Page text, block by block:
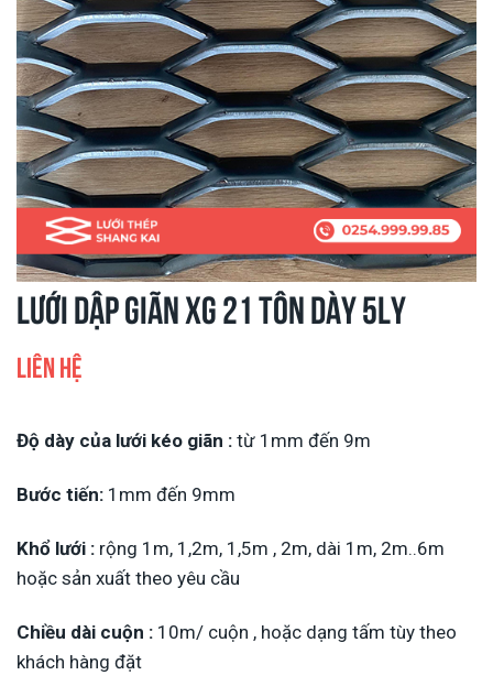
Lưới dập giãn XG 21 tôn dày 5ly
Liên hệ
Độ dày của lưới kéo giãn : từ 1mm đến 9m
Bước tiến: 1mm đến 9mm
Khổ lưới : rộng 1m, 1,2m, 1,5m , 2m, dài 1m, 2m..6m
hoặc sản xuất theo yêu cầu
Chiều dài cuộn : 10m/ cuộn , hoặc dạng tấm tùy theo
khách hàng đặt